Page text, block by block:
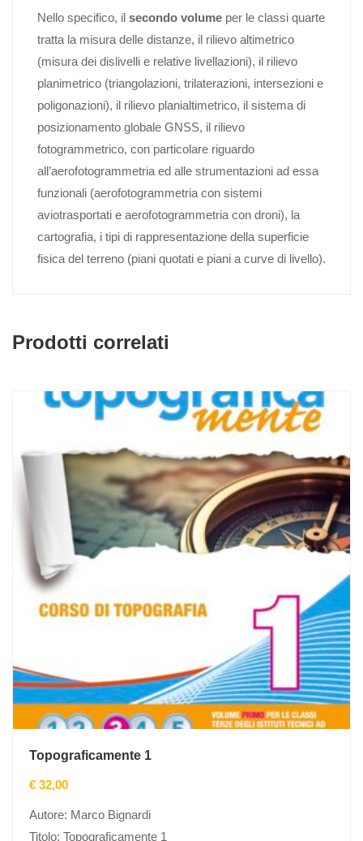
Nello specifico, il secondo volume per le classi quarte
tratta la misura delle distanze, il rilievo altimetrico
(misura dei dislivelli e relative livellazioni), il rilievo
planimetrico (triangolazioni, trilaterazioni, intersezioni e
poligonazioni), il rilievo planialtimetrico, il sistema di
posizionamento globale GNSS, il rilievo
fotogrammetrico, con particolare riguardo
all’aerofotogrammetria ed alle strumentazioni ad essa
funzionali (aerofotogrammetria con sistemi
aviotrasportati e aerofotogrammetria con droni), la
cartografia, i tipi di rappresentazione della superficie
fisica del terreno (piani quotati e piani a curve di livello).
Prodotti correlati
Topograficamente 1
€ 32,00
Autore: Marco Bignardi
Titolo: Topograficamente 1